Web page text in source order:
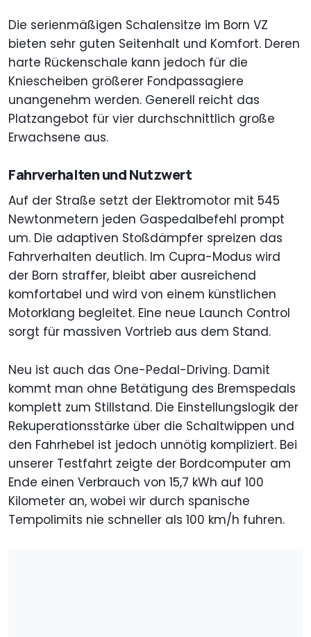
Die serienmäßigen Schalensitze im Born VZ
bieten sehr guten Seitenhalt und Komfort. Deren
harte Rückenschale kann jedoch für die
Kniescheiben größerer Fondpassagiere
unangenehm werden. Generell reicht das
Platzangebot für vier durchschnittlich große
Erwachsene aus.
Fahrverhalten und Nutzwert
Auf der Straße setzt der Elektromotor mit 545
Newtonmetern jeden Gaspedalbefehl prompt
um. Die adaptiven Stoßdämpfer spreizen das
Fahrverhalten deutlich. Im Cupra-Modus wird
der Born straffer, bleibt aber ausreichend
komfortabel und wird von einem künstlichen
Motorklang begleitet. Eine neue Launch Control
sorgt für massiven Vortrieb aus dem Stand.
Neu ist auch das One-Pedal-Driving. Damit
kommt man ohne Betätigung des Bremspedals
komplett zum Stillstand. Die Einstellungslogik der
Rekuperationsstärke über die Schaltwippen und
den Fahrhebel ist jedoch unnötig kompliziert. Bei
unserer Testfahrt zeigte der Bordcomputer am
Ende einen Verbrauch von 15,7 kWh auf 100
Kilometer an, wobei wir durch spanische
Tempolimits nie schneller als 100 km/h fuhren.